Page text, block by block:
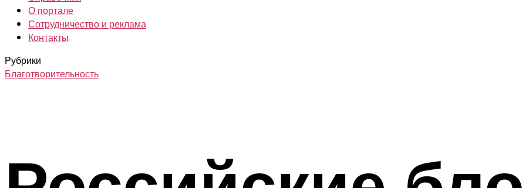
О портале
Сотрудничество и реклама
Контакты
Рубрики
Благотворительность